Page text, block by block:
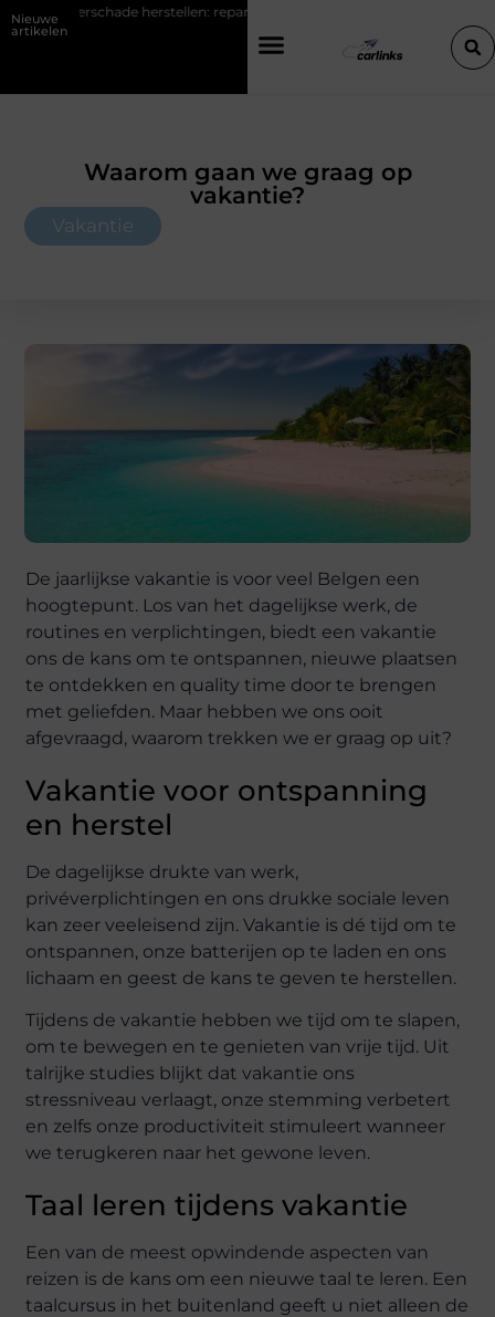
Nieuwe
artikelen
herstellen: repareren of de bumper vervangen?
Waarom gaan we graag op
vakantie?
Vakantie
De jaarlijkse vakantie is voor veel Belgen een
hoogtepunt. Los van het dagelijkse werk, de
routines en verplichtingen, biedt een vakantie
ons de kans om te ontspannen, nieuwe plaatsen
te ontdekken en quality time door te brengen
met geliefden. Maar hebben we ons ooit
afgevraagd, waarom trekken we er graag op uit?
Vakantie voor ontspanning
en herstel
De dagelijkse drukte van werk,
privéverplichtingen en ons drukke sociale leven
kan zeer veeleisend zijn. Vakantie is dé tijd om te
ontspannen, onze batterijen op te laden en ons
lichaam en geest de kans te geven te herstellen.
Tijdens de vakantie hebben we tijd om te slapen,
om te bewegen en te genieten van vrije tijd. Uit
talrijke studies blijkt dat vakantie ons
stressniveau verlaagt, onze stemming verbetert
en zelfs onze productiviteit stimuleert wanneer
we terugkeren naar het gewone leven.
Taal leren tijdens vakantie
Een van de meest opwindende aspecten van
reizen is de kans om een nieuwe taal te leren. Een
taalcursus in het buitenland geeft u niet alleen de